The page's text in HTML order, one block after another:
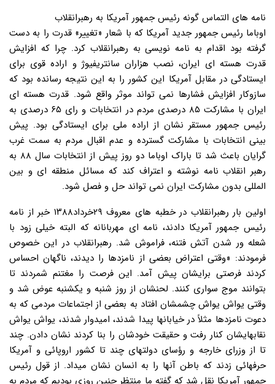
نامه های التماس گونه رئیس جمهور آمریکا به رهبرانقلاب
اوباما رئیس جمهور جدید آمریکا که با شعار «تغییر» قدرت را به دست
گرفته بود اقدام به نامه نویسی به رهبرانقلاب کرد. چرا که افزایش
قدرت هسته ای ایران، نصب هزاران سانتریفیوژ و اراده قوی برای
ایستادگی در مقابل آمریکا این کشور را به این نتیجه رسانده بود که
سازوکار افزایش فشارها نمی تواند موثر واقع شود. قدرت هسته ای
ایران با مشارکت ۸۵ درصدی مردم در انتخابات و رای ۶۵ درصدی به
رئیس جمهور مستقر نشان از اراده ملی برای ایستادگی بود. پیش
بینی انتخابات با مشارکت گسترده و عدم اقبال مردم به سمت غرب
گرایان باعث شد تا باراک اوباما دو روز پیش از انتخابات سال ۸۸ به
رهبر انقلاب نامه نوشته و اعتراف کند که مسائل منطقه ای و بین
المللی بدون مشارکت ایران نمی تواند حل و فصل شود.
اولین بار رهبرانقلاب در خطبه های معروف ۲۹خرداد۱۳۸۸ خبر از نامه
رئیس جمهور آمریکا دادند، نامه ای مهربانانه که البته خیلی زود با
شعله ور شدن آتش فتنه، فراموش شد. رهبرانقلاب در این خصوص
فرمودند: «وقتی اعتراض بعضی از نامزدها را دیدند، ناگهان احساس
کردند فرصتی برایشان پیش آمد. این فرصت را مغتنم شمردند تا
بتوانند موج سواری کنند. لحنشان از روز شنبه و یکشنبه عوض شد و
وقتی یواش یواش چشمشان افتاد به بعضی از اجتماعات مردمی که به
دعوت نامزدها مثلاً در خیابانها پیدا شدند، امیدوار شدند، یواش یواش
نقابهایشان کنار رفت و حقیقت خودشان را بنا کردند نشان دادن. چند
تا از وزرای خارجه و رؤسای دولتهای چند تا کشور اروپائی و آمریکا
حرفهائی زدند که باطن آنها را به انسان نشان میداد. از قول رئیس
جمهور آمریکا نقل شد که گفته ما منتظر چنین روزی بودیم که مردم به